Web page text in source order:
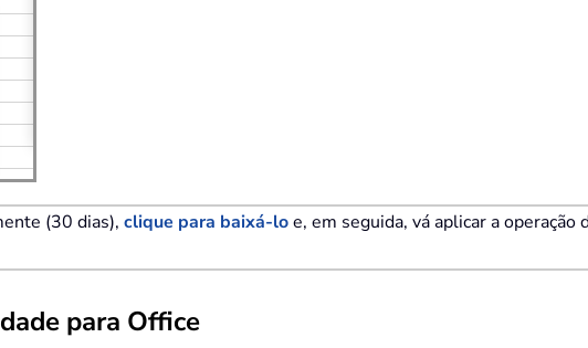
(30 dias), clique para baixá-loe, em seguida, vá aplicar a operação
para Office